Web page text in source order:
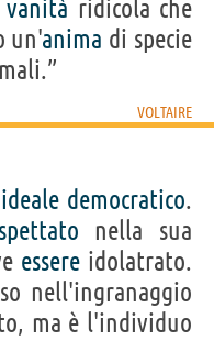
vanità ridicola che
un'anima di specie
VOLTAIRE
ideale democratico.
nella sua
essere idolatrato.
nell'ingranaggio
ma è l'individuo